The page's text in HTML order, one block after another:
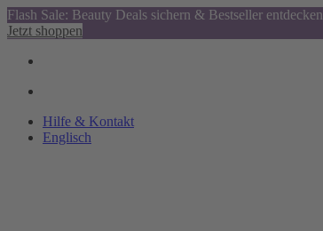
Flash Sale: Beauty Deals sichern & Bestseller entdecken
Jetzt shoppen
Hilfe & Kontakt
Englisch